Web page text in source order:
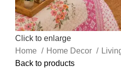
Click to enlarge
Home
Home Decor
Back to products